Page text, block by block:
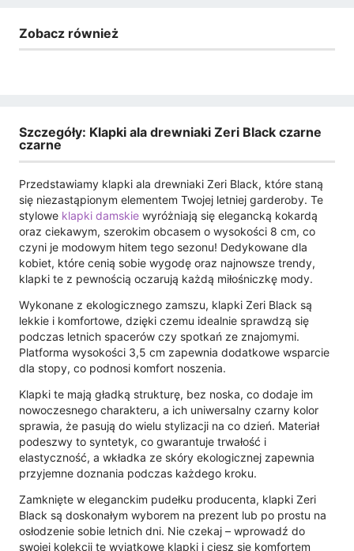
Zobacz również
Szczegóły: Klapki ala drewniaki Zeri Black czarne
czarne
Przedstawiamy klapki ala drewniaki Zeri Black, które staną
się niezastąpionym elementem Twojej letniej garderoby. Te
stylowe klapki damskie wyróżniają się elegancką kokardą
oraz ciekawym, szerokim obcasem o wysokości 8 cm, co
czyni je modowym hitem tego sezonu! Dedykowane dla
kobiet, które cenią sobie wygodę oraz najnowsze trendy,
klapki te z pewnością oczarują każdą miłośniczkę mody.
Wykonane z ekologicznego zamszu, klapki Zeri Black są
lekkie i komfortowe, dzięki czemu idealnie sprawdzą się
podczas letnich spacerów czy spotkań ze znajomymi.
Platforma wysokości 3,5 cm zapewnia dodatkowe wsparcie
dla stopy, co podnosi komfort noszenia.
Klapki te mają gładką strukturę, bez noska, co dodaje im
nowoczesnego charakteru, a ich uniwersalny czarny kolor
sprawia, że pasują do wielu stylizacji na co dzień. Materiał
podeszwy to syntetyk, co gwarantuje trwałość i
elastyczność, a wkładka ze skóry ekologicznej zapewnia
przyjemne doznania podczas każdego kroku.
Zamknięte w eleganckim pudełku producenta, klapki Zeri
Black są doskonałym wyborem na prezent lub po prostu na
osłodzenie sobie letnich dni. Nie czekaj – wprowadź do
swojej kolekcji te wyjątkowe klapki i ciesz się komfortem